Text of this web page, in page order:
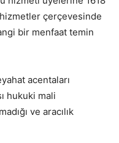
çerçevesinde
bir menfaat temin
acentaları
hukuki mali
ve aracılık